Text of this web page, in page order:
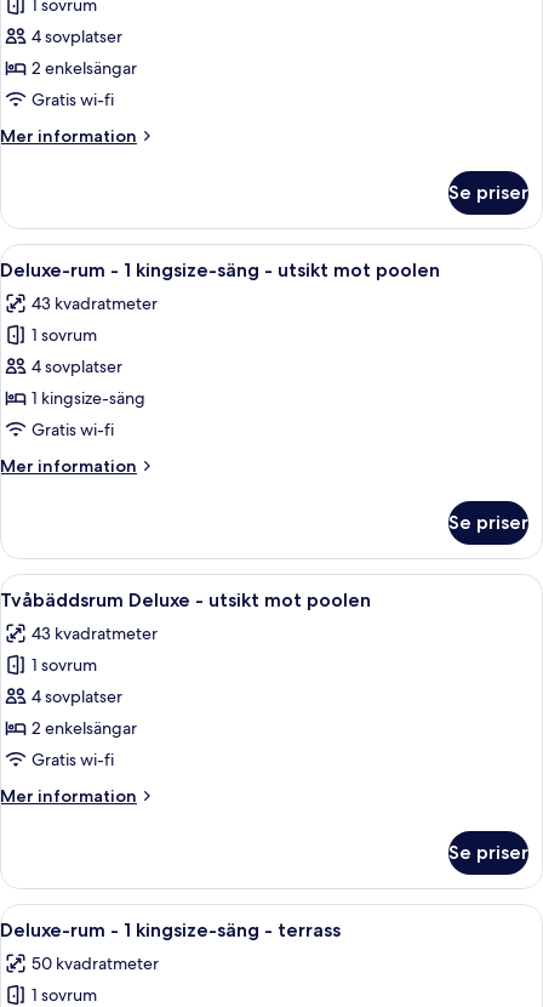
Tvåbäddsrum
Deluxe
-
havsutsikt
1 sovrum
4 sovplatser
2 enkelsängar
Gratis wi-fi
Mer information
Mer
Deluxe
havsutsikt
Se priser
Öppna
alla
foton
för
Deluxe-
rum
-
kingsize-
utsikt
mot
poolen
Ett modernt kök med
11
Deluxe-rum - 1 kingsize-säng - utsikt mot poolen
43 kvadratmeter
1 sovrum
4 sovplatser
1 kingsize-säng
Gratis wi-fi
Mer information
Mer
rum
1
säng
utsikt
mot
poolen
Se priser
Öppna
alla
foton
för
Tvåbäddsrum
Deluxe
-
mot
Ett hotellrum med två sängar, ett
9
Tvåbäddsrum Deluxe - utsikt mot poolen
43 kvadratmeter
1 sovrum
4 sovplatser
2 enkelsängar
Gratis wi-fi
Mer information
Mer
Deluxe
utsikt
poolen
Se priser
Öppna
alla
foton
för
Deluxe-rum - 1 kingsize-säng -
9
Deluxe-rum - 1 kingsize-säng - terrass
50 kvadratmeter
1 sovrum